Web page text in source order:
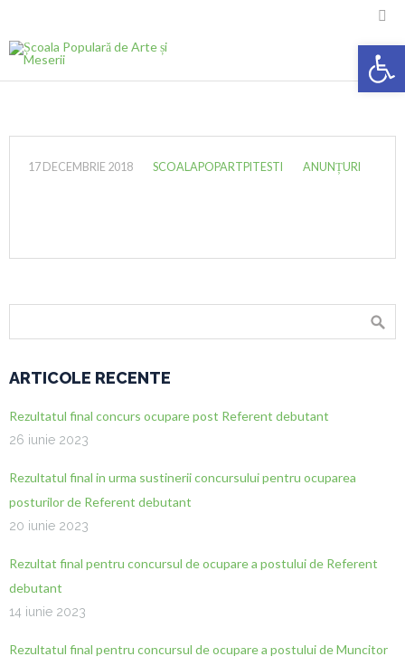

17 DECEMBRIE 2018 SCOALAPOPARTPITESTI ANUNȚURI
ARTICOLE RECENTE
Rezultatul final concurs ocupare post Referent debutant
26 iunie 2023
Rezultatul final in urma sustinerii concursului pentru ocuparea
posturilor de Referent debutant
20 iunie 2023
Rezultat final pentru concursul de ocupare a postului de Referent
debutant
14 iunie 2023
Rezultatul final pentru concursul de ocupare a postului de Muncitor
Deschide